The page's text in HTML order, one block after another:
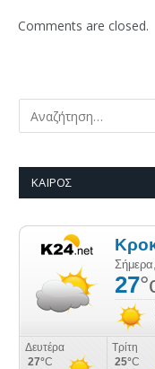
Comments are closed.
ΚΑΙΡΌΣ